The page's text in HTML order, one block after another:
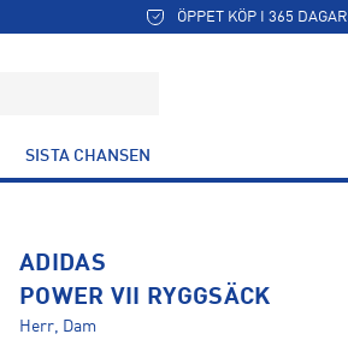
ÖPPET KÖP I 365 DAGAR
SISTA CHANSEN
ADIDAS
POWER VII RYGGSÄCK
Herr, Dam